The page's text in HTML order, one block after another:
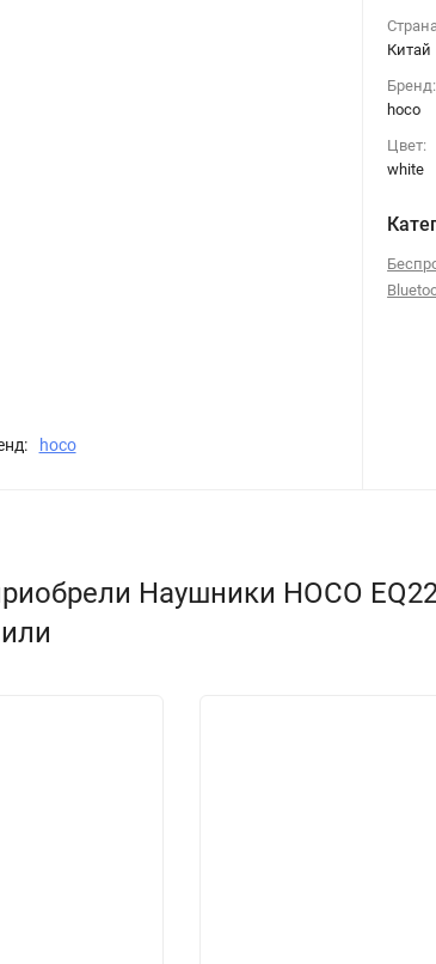
hoco
Китай
Бренд:
hoco
Цвет:
white
Наушники HOCO